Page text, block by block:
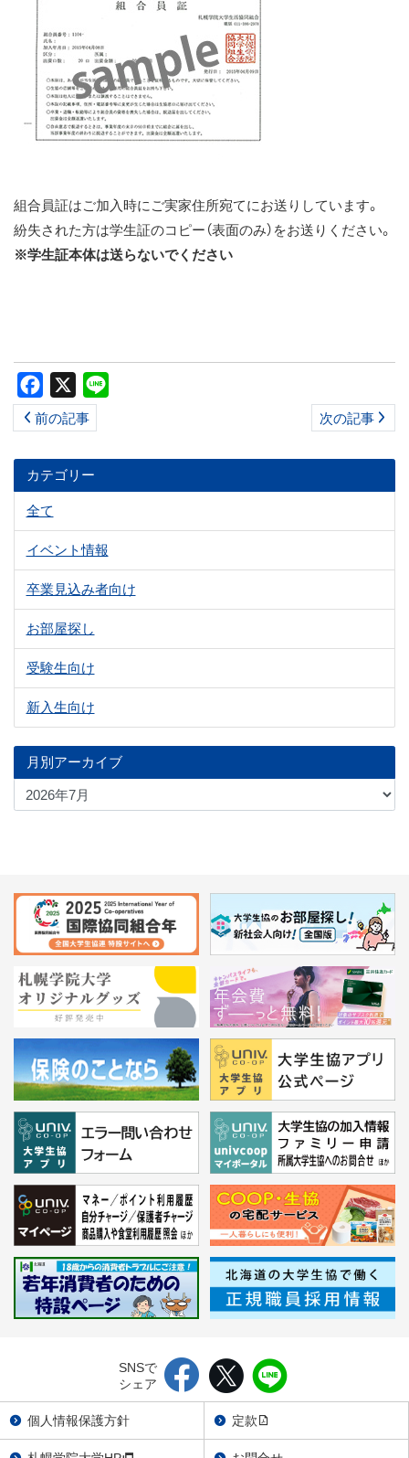
組合員証はご加入時にご実家住所宛てにお送りしています。
紛失された方は学生証のコピー（表面のみ）をお送りください。
※学生証本体は送らないでください
Facebook
前の記事 次の記事
カテゴリー
全て
イベント情報
卒業見込み者向け
お部屋探し
受験生向け
新入生向け
月別アーカイブ
SNSで
シェア
個人情報保護方針
定款